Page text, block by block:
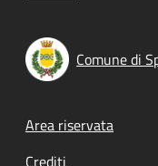
Comune di
Footer
Area riservata
Crediti